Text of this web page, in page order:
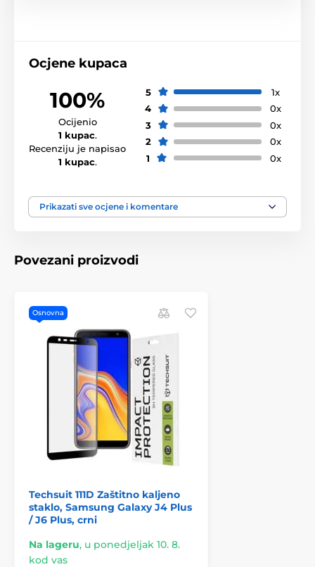
Ocjene kupaca
100%
Ocijenio
1 kupac.
Recenziju je napisao
1 kupac.
5
1x
4
0x
3
0x
2
0x
1
0x
Prikazati sve ocjene i komentare
Povezani proizvodi
Osnovna
Techsuit 111D Zaštitno kaljeno
staklo, Samsung Galaxy J4 Plus
/ J6 Plus, crni
Na lageru, u ponedjeljak 10. 8.
kod vas